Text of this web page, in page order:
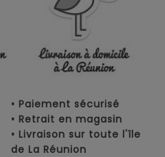
• Paiement sécurisé
• Retrait en magasin
• Livraison sur toute l'île
de La Réunion